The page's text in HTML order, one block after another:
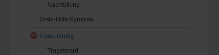
Nachfüllung
Erste-Hilfe-Symbole
Evakuierung
Trageboard